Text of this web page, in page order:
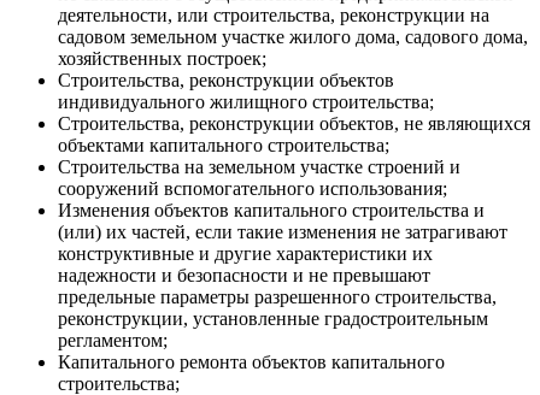
деятельности, или строительства, реконструкции на
садовом земельном участке жилого дома, садового дома,
хозяйственных построек;
Cтроительства, реконструкции объектов
индивидуального жилищного строительства;
Cтроительства, реконструкции объектов, не являющихся
объектами капитального строительства;
Cтроительства на земельном участке строений и
сооружений вспомогательного использования;
Изменения объектов капитального строительства и
(или) их частей, если такие изменения не затрагивают
конструктивные и другие характеристики их
надежности и безопасности и не превышают
предельные параметры разрешенного строительства,
реконструкции, установленные градостроительным
регламентом;
Капитального ремонта объектов капитального
строительства;